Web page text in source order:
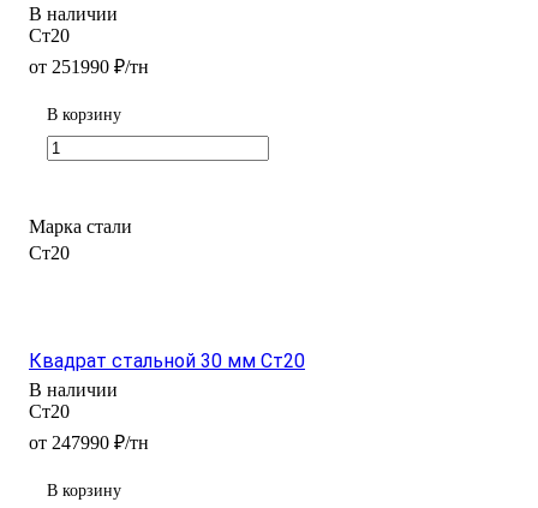
В наличии
Ст20
от 251990 ₽/тн
В корзину
Марка стали
Ст20
Квадрат стальной 30 мм Ст20
В наличии
Ст20
от 247990 ₽/тн
В корзину